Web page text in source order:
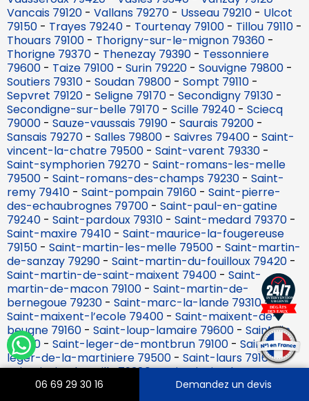
06 69 29 30 16 Demandez un devis
Vancais 79120 - Vallans 79270 - Usseau 79210 - Ulcot
79150 - Trayes 79240 - Tourtenay 79100 - Tillou 79110 -
Thouars 79100 - Thorigny-sur-le-mignon 79360 -
Thorigne 79370 - Thenezay 79390 - Tessonniere
79600 - Taize 79100 - Surin 79220 - Souvigne 79800 -
Soutiers 79310 - Soudan 79800 - Sompt 79110 -
Sepvret 79120 - Seligne 79170 - Secondigny 79130 -
Secondigne-sur-belle 79170 - Scille 79240 - Sciecq
79000 - Sauze-vaussais 79190 - Saurais 79200 -
Sansais 79270 - Salles 79800 - Saivres 79400 - Saint-
vincent-la-chatre 79500 - Saint-varent 79330 -
Saint-symphorien 79270 - Saint-romans-les-melle
79500 - Saint-romans-des-champs 79230 - Saint-
remy 79410 - Saint-pompain 79160 - Saint-pierre-
des-echaubrognes 79700 - Saint-paul-en-gatine
79240 - Saint-pardoux 79310 - Saint-medard 79370 -
Saint-maxire 79410 - Saint-maurice-la-fougereuse
79150 - Saint-martin-les-melle 79500 - Saint-martin-
de-sanzay 79290 - Saint-martin-du-fouilloux 79420 -
Saint-martin-de-saint-maixent 79400 - Saint-
martin-de-macon 79100 - Saint-martin-de-
bernegoue 79230 - Saint-marc-la-lande 79310-
Saint-maixent-l’ecole 79400 - Saint-maixent-de-
beugne 79160 - Saint-loup-lamaire 79600 - Saint-lin
79420 - Saint-leger-de-montbrun 79100 - Saint-
leger-de-la-martiniere 79500 - Saint-laurs 79160-
Saint-jouin-de-milly 79380-Saint-jouin-de-marnes
79600-Saint-jean-de-thouars 79100-Saint-jacques-